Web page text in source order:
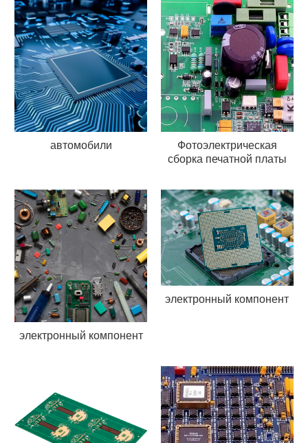
автомобили
Фотоэлектрическая
сборка печатной платы
электронный компонент
электронный компонент